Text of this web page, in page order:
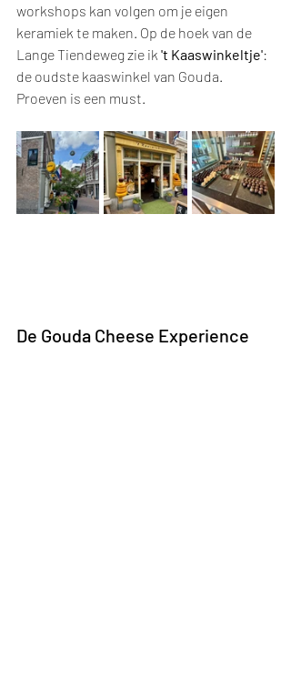
workshops kan volgen om je eigen
keramiek te maken. Op de hoek van de
Lange Tiendeweg zie ik 't Kaaswinkeltje':
de oudste kaaswinkel van Gouda.
Proeven is een must.
De Gouda Cheese Experience